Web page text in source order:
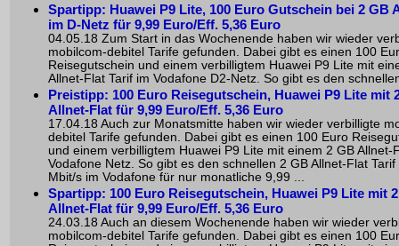
Spartipp: Huawei P9 Lite, 100 Euro Gutschein bei 2 GB
im D-Netz für 9,99 Euro/Eff. 5,36 Euro
04.05.18 Zum Start in das Wochenende haben wir wieder
mobilcom-debitel Tarife gefunden. Dabei gibt es einen 100
Reisegutschein und einem verbilligtem Huawei P9 Lite mit
Allnet-Flat Tarif im Vodafone D2-Netz. So gibt es den
Preistipp: 100 Euro Reisegutschein, Huawei P9 Lite mit
Allnet-Flat für 9,99 Euro/Eff. 5,36 Euro
17.04.18 Auch zur Monatsmitte haben wir wieder verbilligte
debitel Tarife gefunden. Dabei gibt es einen 100 Euro
und einem verbilligtem Huawei P9 Lite mit einem 2 GB Allnet-
Vodafone Netz. So gibt es den schnellen 2 GB Allnet-Flat Tarif
Mbit/s im Vodafone für nur monatliche 9,99 ...
Spartipp: 100 Euro Reisegutschein, Huawei P9 Lite mit
Allnet-Flat für 9,99 Euro/Eff. 5,36 Euro
24.03.18 Auch an diesem Wochenende haben wir wieder
mobilcom-debitel Tarife gefunden. Dabei gibt es einen 100